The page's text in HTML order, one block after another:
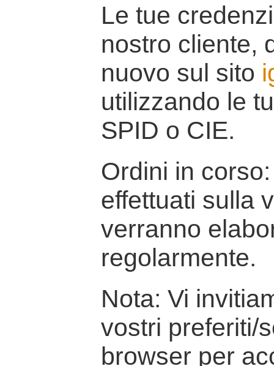
Le tue
nostro cliente,
nuovo sul sito
utilizzando le
SPID o CIE.
Ordini in
effettuati sulla
verranno
regolarmente.
Nota: Vi
vostri preferiti/
browser per